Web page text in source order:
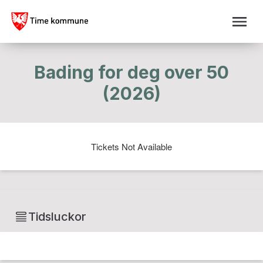
Bading for deg over 50
(2026)
Tickets Not Available
Tidsluckor